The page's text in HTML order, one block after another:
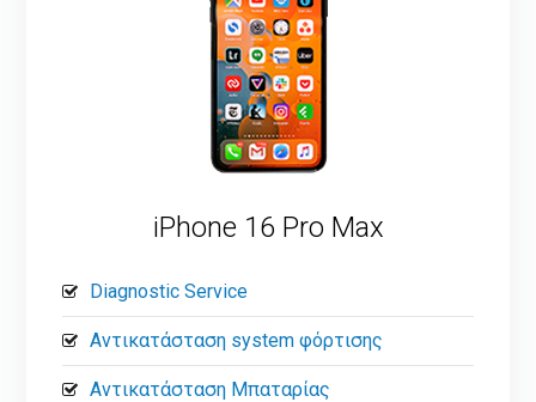
iPhone 16 Pro Max
Diagnostic Service
Αντικατάσταση system φόρτισης
Αντικατάσταση Μπαταρίας